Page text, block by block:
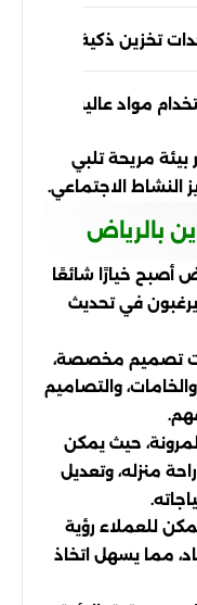
تخزين ذكية
مواد عالية الجودة
مريحة تلبي
النشاط الاجتماعي.
بالرياض
أصبح خيارًا شائعًا
في تحديث
تصميم مخصصة،
والتصاميم
حيث يمكن
منزله، وتعديل
للعملاء رؤية
مما يسهل اتخاذ